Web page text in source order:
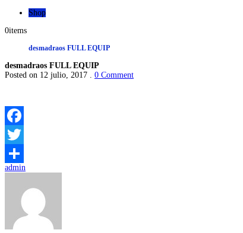
Shop
0items
desmadraos FULL EQUIP
desmadraos FULL EQUIP
Posted on 12 julio, 2017 . 0 Comment
Facebook
Twitter
Compartir
admin